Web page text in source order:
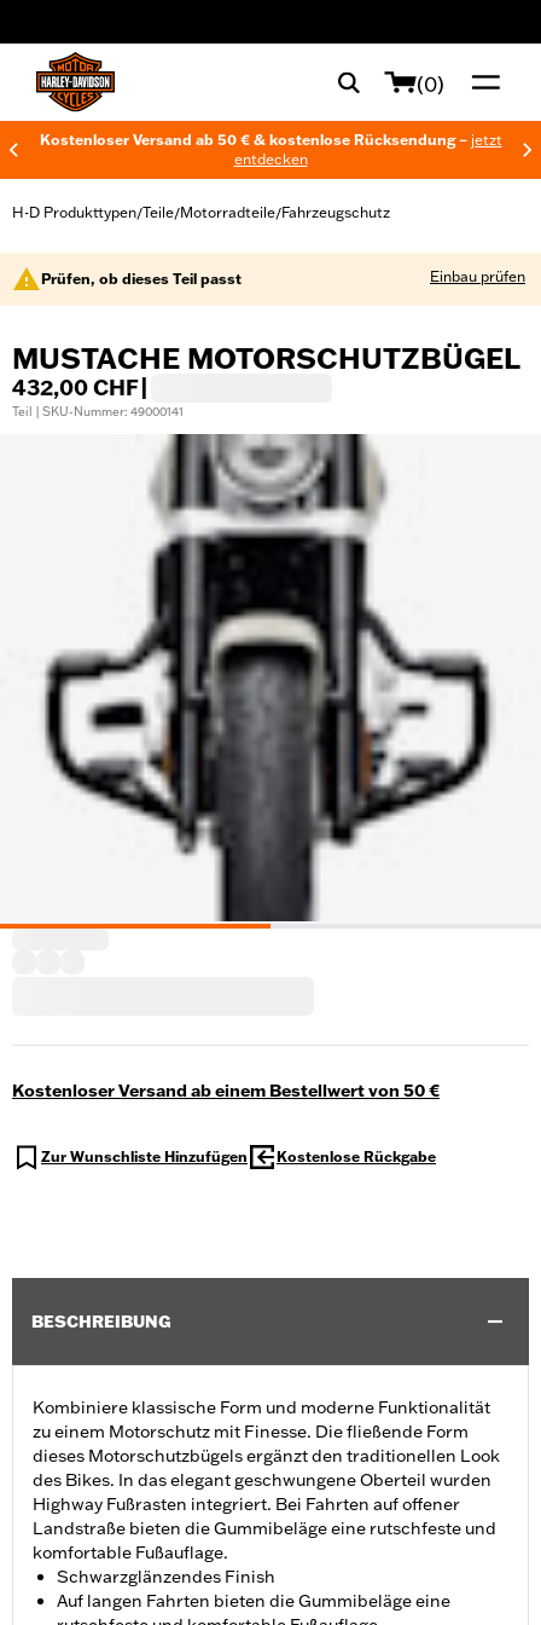
(0)
Kostenloser Versand ab 50 € & kostenlose Rücksendung – jetzt
entdecken
H-D Produkttypen/Teile/Motorradteile/Fahrzeugschutz
Prüfen, ob dieses Teil passt Einbau prüfen
MUSTACHE MOTORSCHUTZBÜGEL
432,00 CHF
Teil | SKU-Nummer: 49000141
Kostenloser Versand ab einem Bestellwert von 50 €
Zur Wunschliste Hinzufügen Kostenlose Rückgabe
BESCHREIBUNG
Kombiniere klassische Form und moderne Funktionalität
zu einem Motorschutz mit Finesse. Die fließende Form
dieses Motorschutzbügels ergänzt den traditionellen Look
des Bikes. In das elegant geschwungene Oberteil wurden
Highway Fußrasten integriert. Bei Fahrten auf offener
Landstraße bieten die Gummibeläge eine rutschfeste und
komfortable Fußauflage.
Schwarzglänzendes Finish
Auf langen Fahrten bieten die Gummibeläge eine